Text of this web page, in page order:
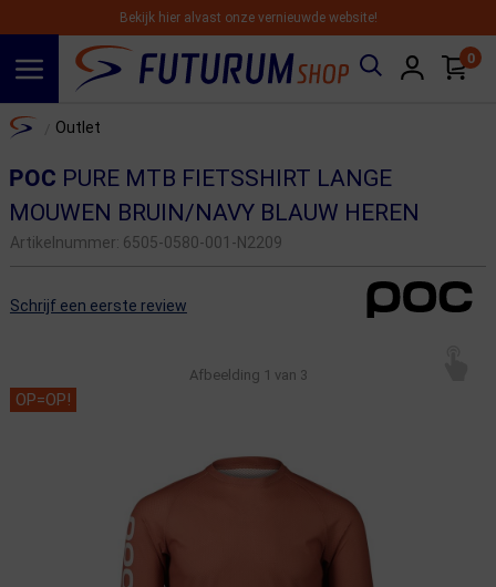
Bekijk hier alvast onze vernieuwde website!
0
Home Outlet
POC PURE MTB FIETSSHIRT LANGE
MOUWEN BRUIN/NAVY BLAUW HEREN
Artikelnummer: 6505-0580-001-N2209
Schrijf een eerste review
Afbeelding 1 van 3
OP=OP!